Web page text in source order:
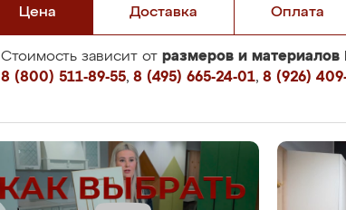
Цена Доставка Оплата
Стоимость зависит от размеров и материалов
8 (800) 511-89-55, 8 (495) 665-24-01, 8 (926)